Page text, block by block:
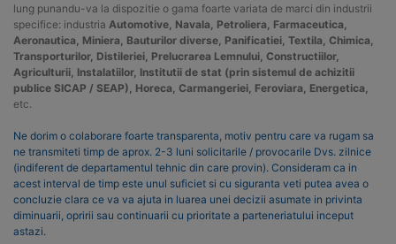
lung punandu-va la dispozitie o gama foarte variata de marci din industrii
specifice: industria Automotive, Navala, Petroliera, Farmaceutica,
Aeronautica, Miniera, Bauturilor diverse, Panificatiei, Textila, Chimica,
Transporturilor, Distileriei, Prelucrarea Lemnului, Constructiilor,
Agriculturii, Instalatiilor, Institutii de stat (prin sistemul de achizitii
publice SICAP / SEAP), Horeca, Carmangeriei, Feroviara, Energetica,
etc.
Ne dorim o colaborare foarte transparenta, motiv pentru care va rugam sa
ne transmiteti timp de aprox. 2-3 luni solicitarile / provocarile Dvs. zilnice
(indiferent de departamentul tehnic din care provin). Consideram ca in
acest interval de timp este unul suficiet si cu siguranta veti putea avea o
concluzie clara ce va va ajuta in luarea unei decizii asumate in privinta
diminuarii, opririi sau continuarii cu prioritate a parteneriatului inceput
astazi.